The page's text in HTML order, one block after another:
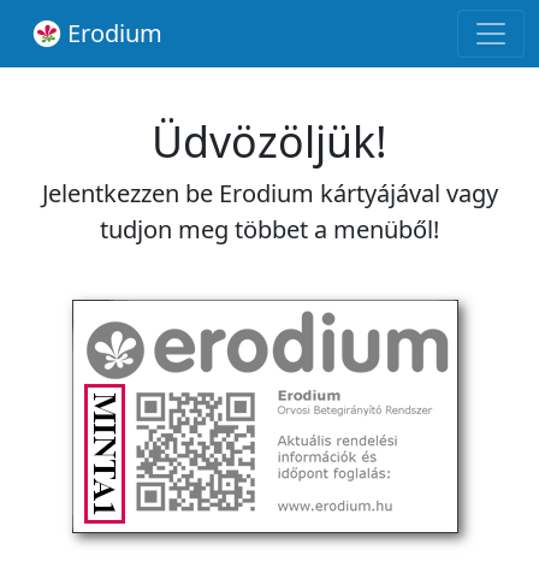
Erodium
Üdvözöljük!
Jelentkezzen be Erodium kártyájával vagy
tudjon meg többet a menüből!